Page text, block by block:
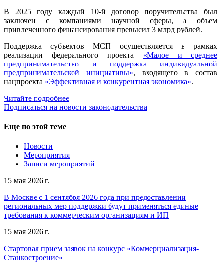
В 2025 году каждый 10-й договор поручительства был
заключен с компаниями научной сферы, а объем
привлеченного финансирования превысил 3 млрд рублей.
Поддержка субъектов МСП осуществляется в рамках
реализации федерального проекта «Малое и среднее
предпринимательство и поддержка индивидуальной
предпринимательской инициативы», входящего в состав
нацпроекта «Эффективная и конкурентная экономика».
Читайте подробнее
Подписаться на новости законодательства
Еще по этой теме
Новости
Мероприятия
Записи мероприятий
15 мая 2026 г.
В Москве с 1 сентября 2026 года при предоставлении
региональных мер поддержки будут применяться единые
требования к коммерческим организациям и ИП
15 мая 2026 г.
Стартовал прием заявок на конкурс «Коммерциализация-
Станкостроение»